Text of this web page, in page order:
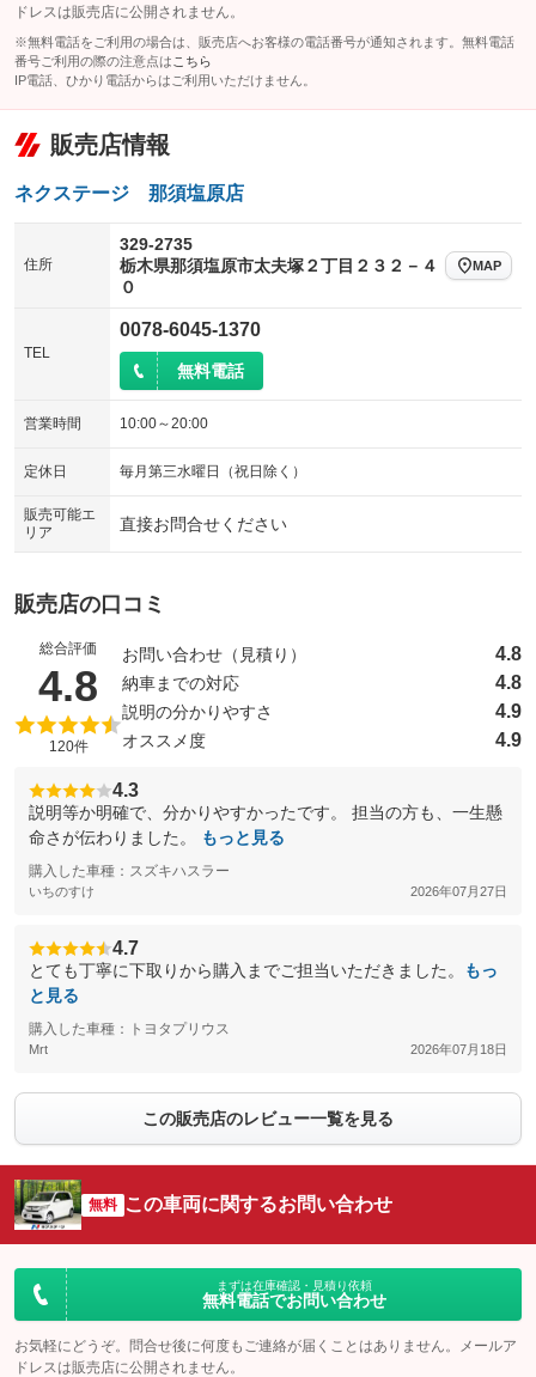
ドレスは販売店に公開されません。
※無料電話をご利用の場合は、販売店へお客様の電話番号が通知されます。無料電話
番号ご利用の際の注意点は こちら
IP電話、ひかり電話からはご利用いただけません。
販売店情報
ネクステージ 那須塩原店
住所
329-2735
栃木県那須塩原市太夫塚２丁目２３２－４
０
MAP
TEL
0078-6045-1370
無料電話
営業時間 10:00～20:00
定休日 毎月第三水曜日（祝日除く）
販売可能エ
リア
直接お問合せください
販売店の口コミ
総合評価
4.8 （5点満点中）
120件
お問い合わせ（見積り） 4.8
納車までの対応 4.8
説明の分かりやすさ 4.9
オススメ度 4.9
4.3
説明等か明確で、分かりやすかったです。 担当の方も、一生懸
命さが伝わりました。
もっと見る
購入した車種：スズキハスラー
いちのすけ 2026年07月27日
4.7
とても丁寧に下取りから購入までご担当いただきました。
もっ
と見る
購入した車種：トヨタプリウス
Mrt 2026年07月18日
この販売店のレビュー一覧を見る
無料 この車両に関するお問い合わせ
まずは在庫確認・見積り依頼
無料電話でお問い合わせ
お気軽にどうぞ。問合せ後に何度もご連絡が届くことはありません。メールア
ドレスは販売店に公開されません。